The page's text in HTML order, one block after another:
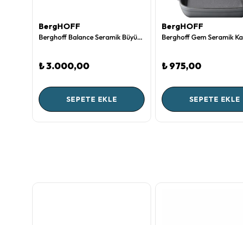
BergHOFF
Berghoff Balance Seramik Büyük Fırın Kabı 35,5 x 25 x 7,3 cm
₺ 3.000,00
SEPETE EKLE
BergHOFF
₺ 975,00
SEPETE EKLE